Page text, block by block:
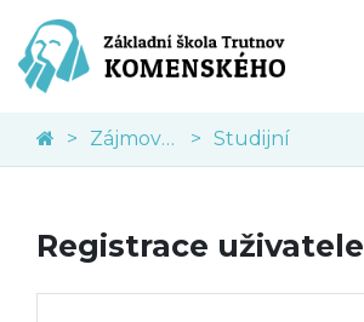
Zájmové kroužky Studijní
Registrace uživatele